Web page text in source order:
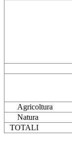
Agricoltura
Natura
TOTALI